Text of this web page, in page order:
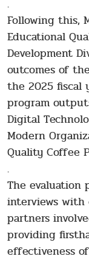
.
Following this,
Educational
Development
outcomes of
the 2025 fiscal
program
Digital
Modern
Quality Coffee
.
The evaluation
interviews
partners
providing
effectiveness